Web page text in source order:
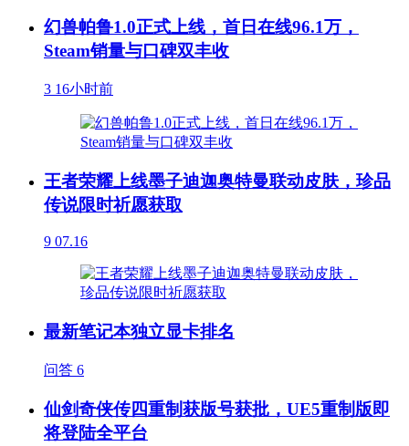
幻兽帕鲁1.0正式上线，首日在线96.1万，
Steam销量与口碑双丰收
3 16小时前
王者荣耀上线墨子迪迦奥特曼联动皮肤，珍品
传说限时祈愿获取
9 07.16
最新笔记本独立显卡排名
问答 6
仙剑奇侠传四重制获版号获批，UE5重制版即
将登陆全平台